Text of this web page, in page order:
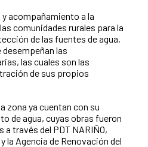
acompañamiento a la
comunidades rurales para la
de las fuentes de agua,
las
las cuales son las
de sus propios
zona ya cuentan con su
de agua, cuyas obras fueron
través del PDT NARIÑO,
la Agencia de Renovación del